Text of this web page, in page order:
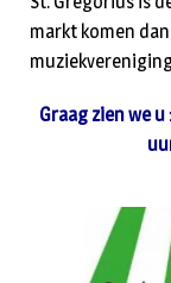
markt komen
Graag zien we